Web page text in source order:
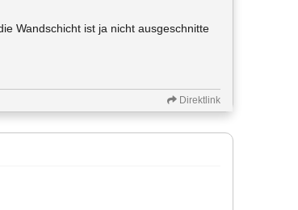
Wandschicht ist ja nicht ausgeschnitte
Direktlink